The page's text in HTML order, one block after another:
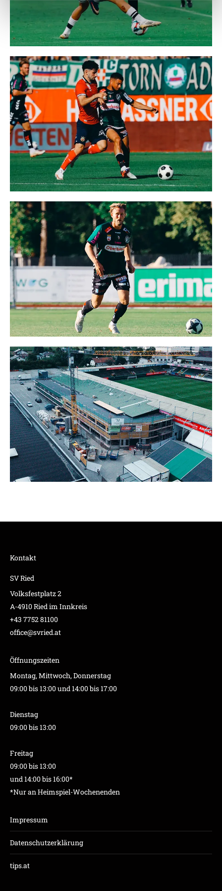
Weitere Details, insbesondere zu Speicherdauer und
Empfänger entnehmen Sie unserer
Kontakt
SV Ried
Volksfestplatz 2
A-4910 Ried im Innkreis
+43 7752 81100
office@svried.at
Öffnungszeiten
Montag, Mittwoch, Donnerstag
09:00 bis 13:00 und 14:00 bis 17:00
Dienstag
09:00 bis 13:00
Freitag
09:00 bis 13:00
und 14:00 bis 16:00*
*Nur an Heimspiel-Wochenenden
Impressum
Datenschutzerklärung
tips.at